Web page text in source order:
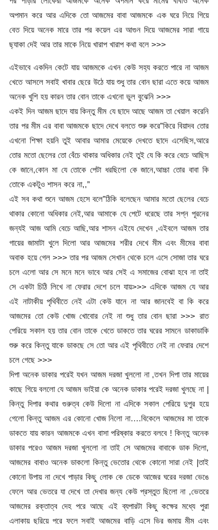
অপমান করে আর এদিকে তো আজমের বাবা আজমকে এক ঘরে নিয়ে গিয়ে
বেত দিয়ে অনেক মারে তার পর কয়েল এর আগুন দিয়ে আজমের সারা গায়ে
ছ্যাকা দেই আর তার মাকে নিয়ে খারাপ খারাপ কথা বলে >>>
এইভাবে একদিন কেটে যায় আজমকে এখন কেউ সহ্য করতে পারে না আজম
খেতে আসলে সবাই খাবার ছেরে উঠে যায় শুধু তার বোন ছারা এতে কয়ে আজম
অনেক খুশি হয় কারন তার বোন তাকে এখনো ভুল বুঝেনি >>>
একই দিন আজম ছাদে যায় কিন্তু মীম যে ছাদে আছে আজম তা খেয়াল করেনি
তার পর মীম এর বাবা আজমকে ছাদে দেখে বলতে শুরু করে”কিরে বিয়াদব তোর
এখনো শিক্ষা হয়নি তুই আবার আমার মেয়েকে দেখতে ছাদে এসেছিস,আরে
তোর মতো ছেলের তো বেঁচে থাকার অধিকার নেই তুই যে কি করে বেচে আছিস
কে জানে,কোন মা যে তোকে পেটা ধরছিলো কে জানে,আচ্চা তোর বাবা কি
তোকে একটুও শাসন করে না,,”
এই সব কথা শুনে আজম হেসে বলে”ঠিকি বলেছেন আমার মতো ছেলের বেচে
থাকার কোনো অধিকার নেই,আর আমাকে যে পেটে ধরেছে তার সপ্ন পূরনের
জন্যই আজ আমি বেচে আছি,আর শাসন এইযে দেখেন ,এইবলে আজম তার
গায়ের জামাটা খুলে দিলো আর আজমের শরীর দেখে মীম এবং মীমের বাবা
অবাক হয়ে গেল >>> তার পর আজম সেখান থেকে চলে এসে সোজা তার ঘরে
চলে এলো আর সে মনে মনে ভাবে আর সেই এ সমাজের বোঝা হবে না তাই
সে একটা চিঠি লিখে না ফেরার দেশে চলে যায়>>> এদিকে আজম যে আর
এই নাটাকীয় পৃথিবীতে নেই এটা কেউ যানে না আর জানবেই বা কি করে
আজমের তো কেউ খোজ খোবোর নেই না শুধু তার বোন ছারা >>> রাত
পেরিয়ে সকাল হয় তার বোন তাকে খেতে ডাকতে তার ঘরের সামনে ডাকাডাকি
শুরু করে কিন্তু যাকে ডাকছে সে তো আর এই পৃথিবীতে নেই না ফেরার দেশে
চলে গেছে >>>
দিপা অনেক ডাকার পরেই যখন আজম দরজা খুললো না ,তখন দিপা তার মায়ের
কাছে গিয়ে বললো যে আজম ভাইয়া কে অনেক ডাকার পরেই দরজা খুলছে না |
কিন্তু দিপার কথার গুরুত্ব কেউ দিলো না এদিকে সকাল পেরিয়ে দুপুর হয়ে
গেলো কিন্তু আজম এর কোনো খোজ নিলো না….বিকেলে আজমের মা তাকে
ডাকতে যায় কারন আজমকে এখন বাসা পরিষ্কার করতে বলবে ! কিন্তু অনেক
ডাকার পরেও আজম দরজা খুললো না তাই সে আজমের বাবাকে ডাক দিলো,
আজমের বাবাও অনেক ডাকলো কিন্তু ভেতোর থেকে কোনো সারা নেই |তাই
কোনো উপায় না দেখে পাড়ার কিছু লোক কে ডেকে আজের ঘরের দরজা ভেঙে
ফেলে আর ভেতরে যা দেখে তা দেখার জন্য কেউ প্রস্তুত ছিলো না ,ভেতরে
আজমের রক্তাত্ব দেহ পরে আছে এই ব্যপারটা কিছু কক্ষের মধ্যে পুরা
এলাকায় ছরিয়ে পরে ফলে সবাই আজমের বাড়ি এসে ভির জমায় মীম এবং